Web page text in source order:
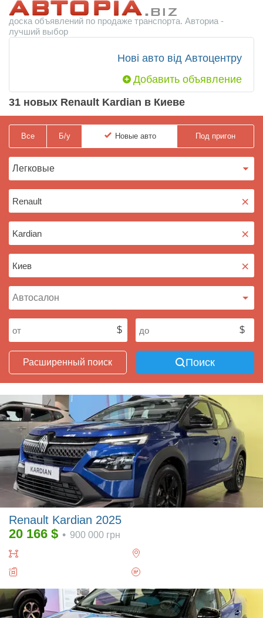
доска объявлений по продаже транспорта. Авториа -
лучший выбор
Нові авто від Автоцентру
Добавить объявление
31 новых Renault Kardian в Киеве
Все Б/у Новые авто Под пригон
×
×
×
Расширенный поиск Поиск
Renault Kardian 2025
20 166 $ • 900 000 грн